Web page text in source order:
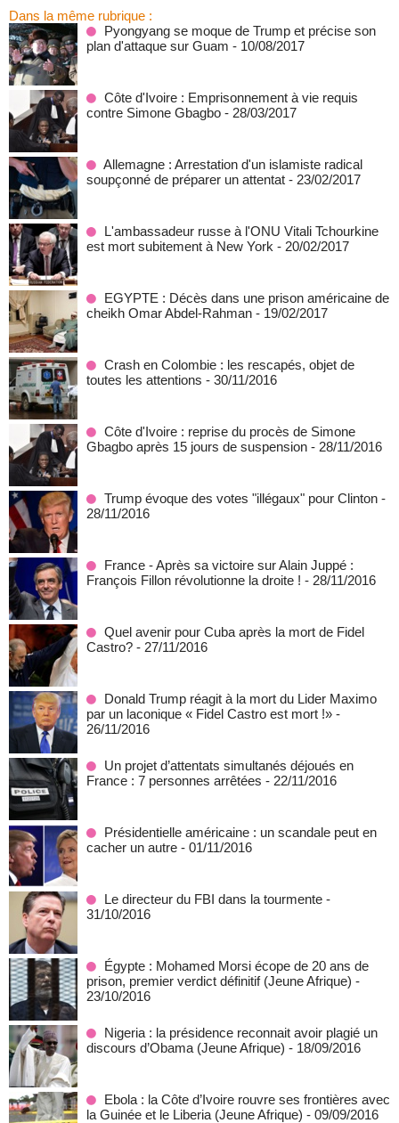
Dans la même rubrique :
Pyongyang se moque de Trump et précise son
plan d'attaque sur Guam - 10/08/2017
Côte d'Ivoire : Emprisonnement à vie requis
contre Simone Gbagbo - 28/03/2017
Allemagne : Arrestation d'un islamiste radical
soupçonné de préparer un attentat - 23/02/2017
L'ambassadeur russe à l'ONU Vitali Tchourkine
est mort subitement à New York - 20/02/2017
EGYPTE : Décès dans une prison américaine de
cheikh Omar Abdel-Rahman - 19/02/2017
Crash en Colombie : les rescapés, objet de
toutes les attentions - 30/11/2016
Côte d'Ivoire : reprise du procès de Simone
Gbagbo après 15 jours de suspension - 28/11/2016
Trump évoque des votes "illégaux" pour Clinton -
28/11/2016
France - Après sa victoire sur Alain Juppé :
François Fillon révolutionne la droite ! - 28/11/2016
Quel avenir pour Cuba après la mort de Fidel
Castro? - 27/11/2016
Donald Trump réagit à la mort du Lider Maximo
par un laconique « Fidel Castro est mort !» -
26/11/2016
Un projet d’attentats simultanés déjoués en
France : 7 personnes arrêtées - 22/11/2016
Présidentielle américaine : un scandale peut en
cacher un autre - 01/11/2016
Le directeur du FBI dans la tourmente -
31/10/2016
Égypte : Mohamed Morsi écope de 20 ans de
prison, premier verdict définitif (Jeune Afrique) -
23/10/2016
Nigeria : la présidence reconnait avoir plagié un
discours d’Obama (Jeune Afrique) - 18/09/2016
Ebola : la Côte d’Ivoire rouvre ses frontières avec
la Guinée et le Liberia (Jeune Afrique) - 09/09/2016